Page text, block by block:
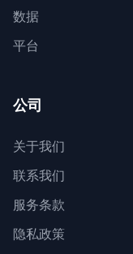
数据
平台
公司
关于我们
联系我们
服务条款
隐私政策